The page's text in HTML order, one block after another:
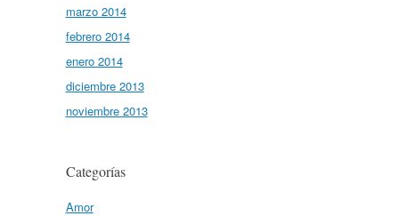
marzo 2014
febrero 2014
enero 2014
diciembre 2013
noviembre 2013
Categorías
Amor